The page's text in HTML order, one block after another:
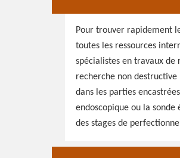
Pour trouver rapidement
toutes les ressources
spécialistes en travaux de
recherche non
dans les parties
endoscopique ou la
des stages de